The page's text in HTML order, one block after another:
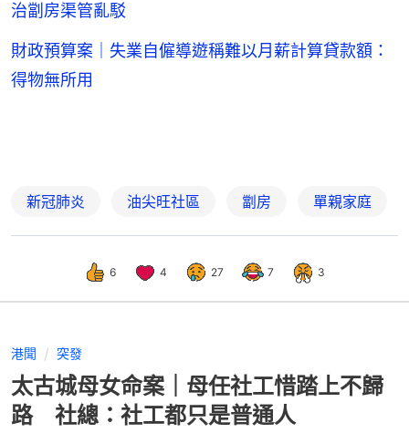
治劏房渠管亂駁
財政預算案｜失業自僱導遊稱難以月薪計算貸款額：
得物無所用
新冠肺炎 油尖旺社區 劏房 單親家庭
6 4 27 7 3
港聞 突發
太古城母女命案｜母任社工惜踏上不歸
路 社總：社工都只是普通人